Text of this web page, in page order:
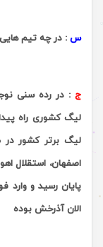
س : در چه تیم
ج : در رده سنی
لیگ کشوری راه
لیگ برتر کشور
اصفهان، استقلال
پایان رسید و وارد
الان آذرخش بوده